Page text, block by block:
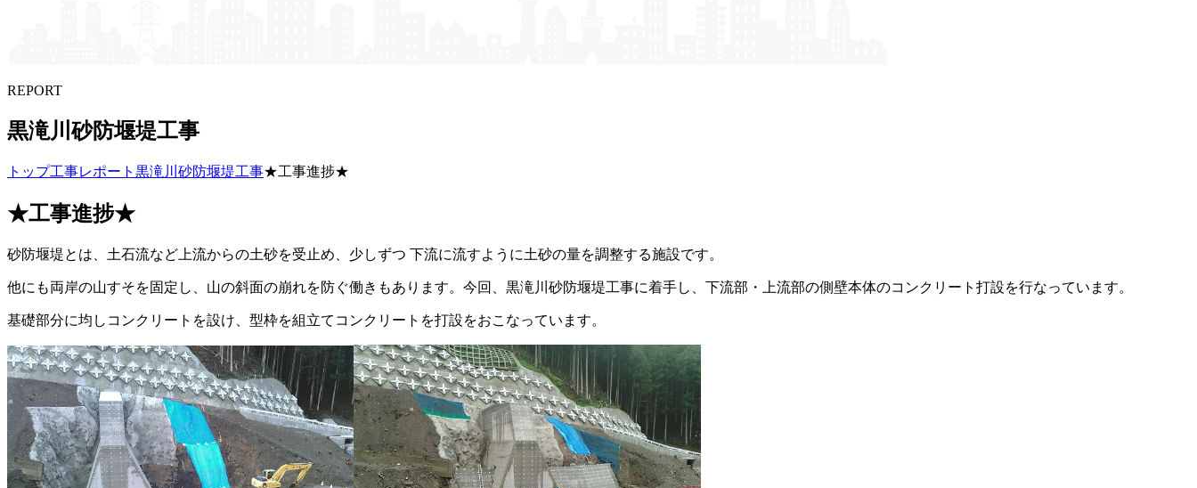
REPORT
黒滝川砂防堰堤工事
トップ工事レポート 黒滝川砂防堰堤工事★工事進捗★
★工事進捗★
砂防堰堤とは、土石流など上流からの土砂を受止め、少しずつ 下流に流すように土砂の量を調整する施設です。
他にも両岸の山すそを固定し、山の斜面の崩れを防ぐ働きもあります。今回、黒滝川砂防堰堤工事に着手し、下流部・上流部の側壁本体のコンクリート打設を行なっています。
基礎部分に均しコンクリートを設け、型枠を組立てコンクリートを打設をおこなっています。